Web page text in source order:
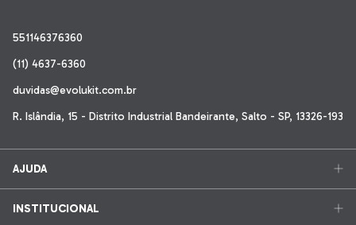
551146376360
(11) 4637-6360
duvidas@evolukit.com.br
R. Islândia, 15 - Distrito Industrial Bandeirante, Salto - SP, 13326-193
AJUDA
INSTITUCIONAL